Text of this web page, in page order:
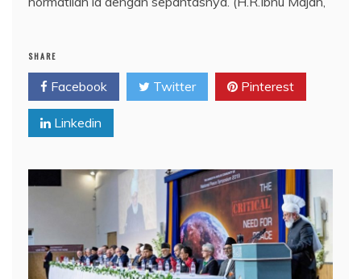
SHARE
Facebook Twitter Pinterest
Linkedin